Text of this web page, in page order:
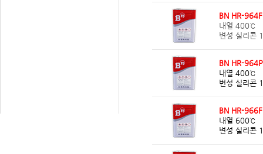
BN HR-964F
내열 400℃
변성 실리콘
BN HR-964P
내열 400℃
변성 실리콘
BN HR-966F
내열 600℃
변성 실리콘